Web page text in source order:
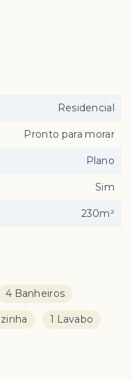
4 Banheiros
1 Lavabo
Residencial
Pronto para morar
Plano
Sim
230m²